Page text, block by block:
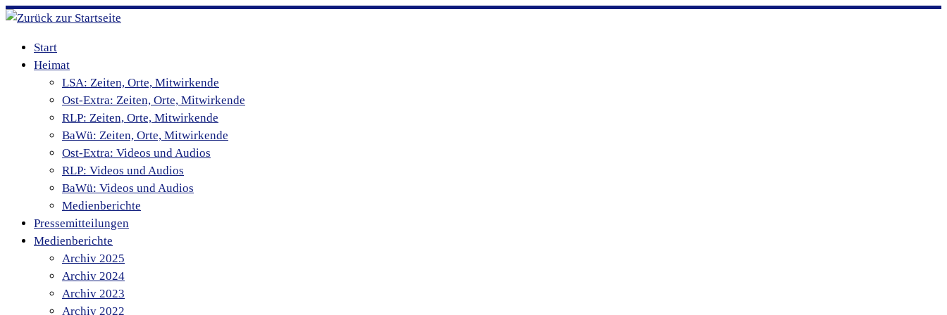
Zum
springen
Start
Heimat
LSA: Zeiten, Orte, Mitwirkende
Ost-Extra: Zeiten, Orte, Mitwirkende
RLP: Zeiten, Orte, Mitwirkende
BaWü: Zeiten, Orte, Mitwirkende
Ost-Extra: Videos und Audios
RLP: Videos und Audios
BaWü: Videos und Audios
Medienberichte
Pressemitteilungen
Medienberichte
Archiv 2025
Archiv 2024
Archiv 2023
Archiv 2022